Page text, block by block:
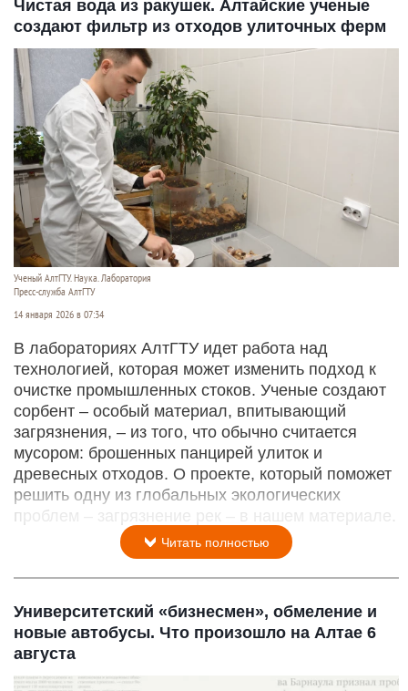
Чистая вода из ракушек. Алтайские ученые
создают фильтр из отходов улиточных ферм
Ученый АлтГТУ. Наука. Лаборатория
Пресс-служба АлтГТУ
14 января 2026 в 07:34
В лабораториях АлтГТУ идет работа над
технологией, которая может изменить подход к
очистке промышленных стоков. Ученые создают
сорбент – особый материал, впитывающий
загрязнения, – из того, что обычно считается
мусором: брошенных панцирей улиток и
древесных отходов. О проекте, который поможет
решить одну из глобальных экологических
проблем – загрязнение рек – в нашем материале.
Читать полностью
Университетский «бизнесмен», обмеление и
новые автобусы. Что произошло на Алтае 6
августа